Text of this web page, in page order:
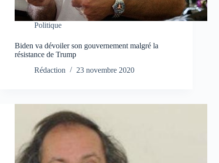
Politique
Biden va dévoiler son gouvernement malgré la
résistance de Trump
Rédaction
23 novembre 2020